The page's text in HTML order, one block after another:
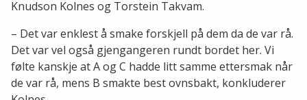
Knudson Kolnes og Torstein Takvam.
– Det var enklest å smake forskjell på dem da de var rå.
Det var vel også gjengangeren rundt bordet her. Vi
følte kanskje at A og C hadde litt samme ettersmak når
de var rå, mens B smakte best ovnsbakt, konkluderer